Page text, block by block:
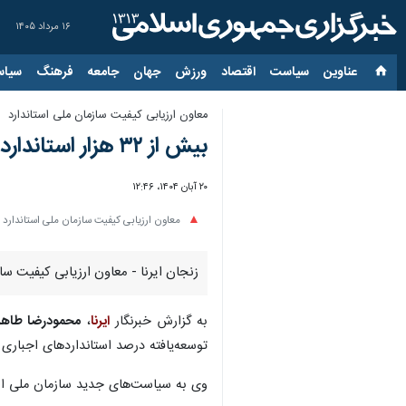
۱۶ مرداد ۱۴۰۵
عناوین‌ سیاست اقتصاد ورزش جهان جامعه فرهنگ
معاون ارزیابی کیفیت سازمان ملی استاندارد
بیش از ۳۲ هزار استاندارد در کشور وضع شده است
۲۰ آبان ۱۴۰۴، ۱۲:۴۶